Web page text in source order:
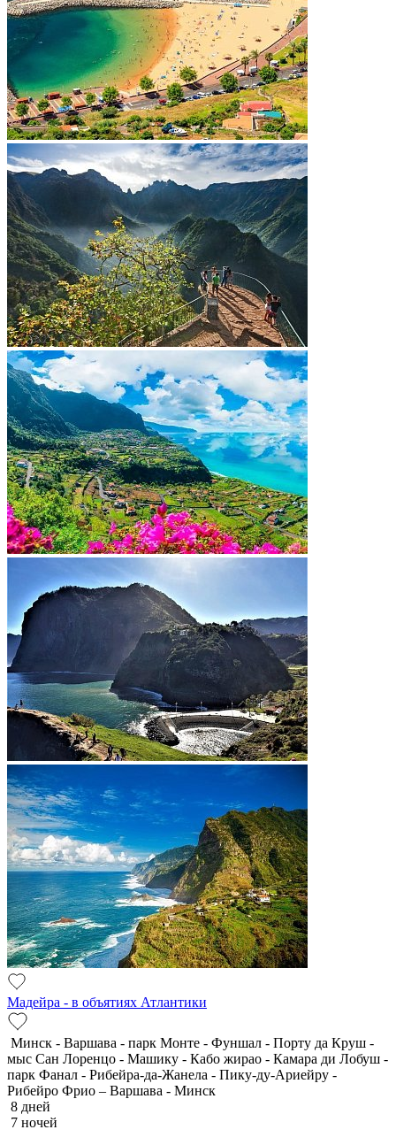
Мадейра - в объятиях Атлантики
Минск - Варшава - парк Монте - Фуншал - Порту да Круш -
мыс Сан Лоренцо - Машику - Кабо жирао - Камара ди Лобуш -
парк Фанал - Рибейра-да-Жанела - Пику-ду-Ариейру -
Рибейро Фрио – Варшава - Минск
8 дней
7 ночей